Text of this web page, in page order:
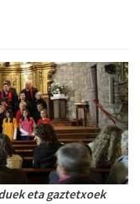
eta gaztetxoek